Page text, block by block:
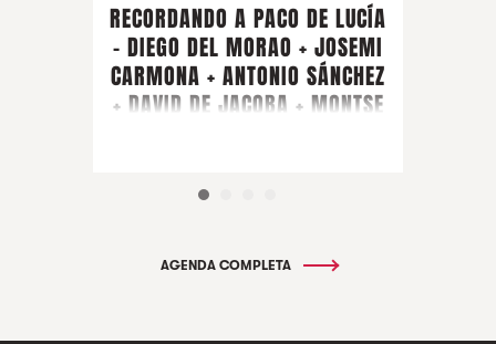
RECORDANDO A PACO DE LUCÍA
- DIEGO DEL MORAO + JOSEMI
CARMONA + ANTONIO SÁNCHEZ
+ DAVID DE JACOBA + MONTSE
AGENDA COMPLETA